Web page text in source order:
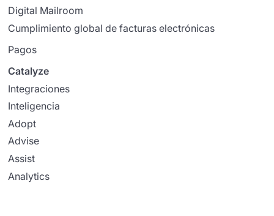
Digital Mailroom
Cumplimiento global de facturas electrónicas
Pagos
Catalyze
Integraciones
Inteligencia
Adopt
Advise
Assist
Analytics